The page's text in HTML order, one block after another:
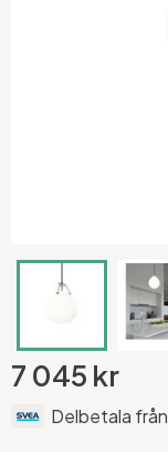
7 045 kr
Delbetala från